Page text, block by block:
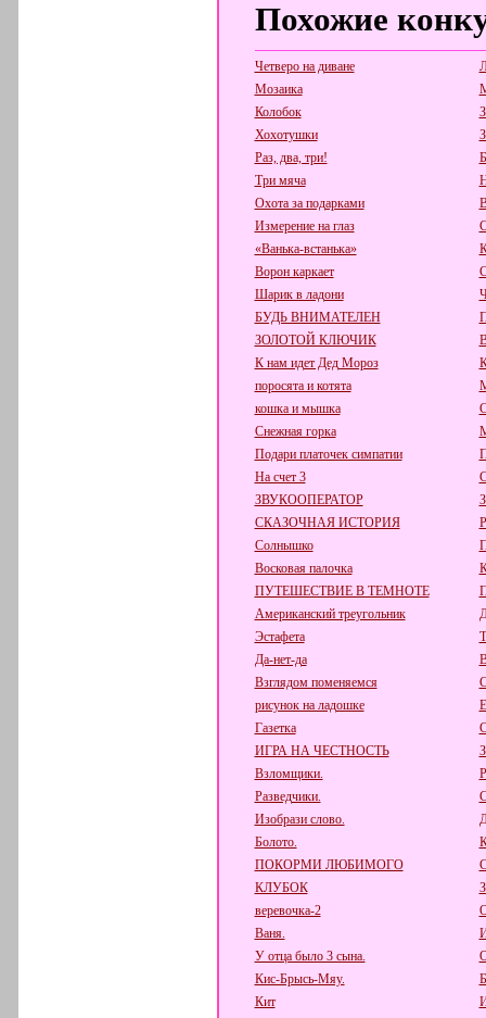
Похожие
Четверо на диване
Мозаика
Колобок
Хохотушки
Раз, два, три!
Три мяча
Охота за подарками
Измерение на глаз
«Ванька-встанька»
Ворон каркает
Шарик в ладони
БУДЬ ВНИМАТЕЛЕН
ЗОЛОТОЙ КЛЮЧИК
К нам идет Дед Мороз
поросята и котята
кошка и мышка
Снежная горка
Подари платочек симпатии
На счет 3
ЗВУКООПЕРАТОР
СКАЗОЧНАЯ ИСТОРИЯ
Солнышко
Восковая палочка
ПУТЕШЕСТВИЕ В ТЕМНОТЕ
Американский треугольник
Эстафета
Да-нет-да
Взглядом поменяемся
рисунок на ладошке
Газетка
ИГРА НА ЧЕСТНОСТЬ
Взломщики.
Разведчики.
Изобрази слово.
Болото.
ПОКОРМИ ЛЮБИМОГО
КЛУБОК
веревочка-2
Ваня.
У отца было 3 сына.
Кис-Брысь-Мяу.
Кит